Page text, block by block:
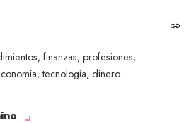
finanzas, profesiones,
tecnología, dinero.